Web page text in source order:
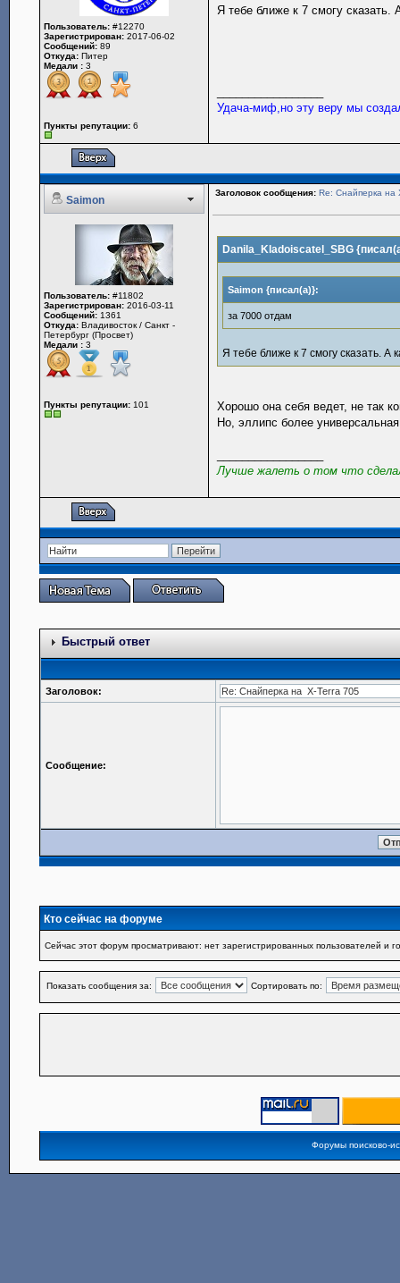
Пользователь: #12270
Зарегистрирован: 2017-06-02
Сообщений: 89
Откуда: Питер
Медали : 3
Пункты репутации: 6
Я тебе ближе к 7 смогу сказать.
Удача-миф,но эту веру мы
Saimon
Заголовок сообщения: Re: Снайперка на
Пользователь: #11802
Зарегистрирован: 2016-03-11
Сообщений: 1361
Откуда: Владивосток / Санкт -
Петербург (Просвет)
Медали : 3
Пункты репутации: 101
Danila_Kladoiscatel_SBG
Saimon {писал(а)}:
за 7000 отдам
Я тебе ближе к 7 смогу сказать. А
Хорошо она себя ведет, не так
Но, эллипс более
Лучше жалеть о том что
Быстрый ответ
Заголовок:
Сообщение:
Кто сейчас на форуме
Сейчас этот форум просматривают: нет зарегистрированных пользователей и
Показать сообщения за: Сортировать по:
Форумы поисково-